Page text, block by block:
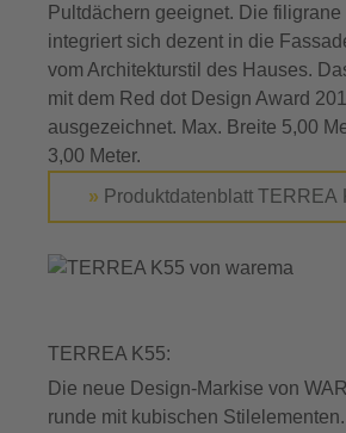
Pultdächern geeignet. Die
integriert sich dezent in die
vom Architekturstil des Hauses.
mit dem Red dot Design Award
ausgezeichnet. Max. Breite 5,00
3,00 Meter.
» Produktdatenblatt TERREA
TERREA K55:
Die neue Design-Markise von
runde mit kubischen Stilelementen.